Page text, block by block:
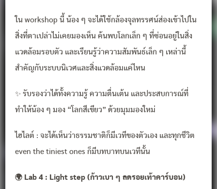
ใน workshop นี้ น้อง ๆ จะได้ใช้กล้องจุลทรรศน์ส่องเข้าไปใน
สิ่งที่ตาเปล่าไม่เคยมองเห็น ค้นพบโลกเล็ก ๆ ที่ซ่อนอยู่ในสิ่ง
แวดล้อมรอบตัว และเรียนรู้ว่าความสัมพันธ์เล็ก ๆ เหล่านี้
สำคัญกับระบบนิเวศและสิ่งแวดล้อมแค่ไหน
✨ รับรองว่าได้ทั้งความรู้ ความตื่นเต้น และประสบการณ์ที่
ทำให้น้อง ๆ มอง “โลกสีเขียว” ด้วยมุมมองใหม่
ไฮไลต์ : จะได้เห็นว่าธรรมชาติก็มีเวทีของตัวเอง และทุกชีวิต
even the tiniest ones ก็มีบทบาทบนเวทีนั้น
🌍 Lab 4 : Light step (ก้าวเบา ๆ ลดรอยเท้าคาร์บอน)